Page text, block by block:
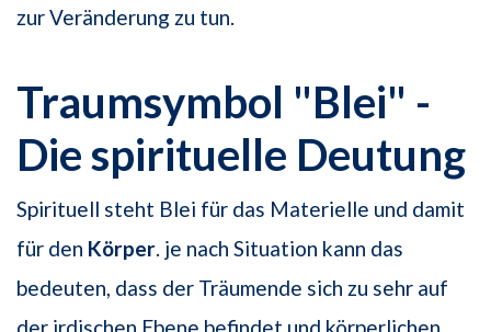
zur Veränderung zu tun.
Traumsymbol "Blei" -
Die spirituelle Deutung
Spirituell steht Blei für das Materielle und damit
für den Körper. je nach Situation kann das
bedeuten, dass der Träumende sich zu sehr auf